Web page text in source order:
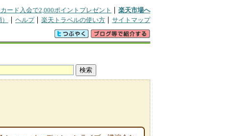
ード入会で2,000ポイントプレゼント
楽天市場へ
ヘルプ 楽天トラベルの使い方 サイトマップ